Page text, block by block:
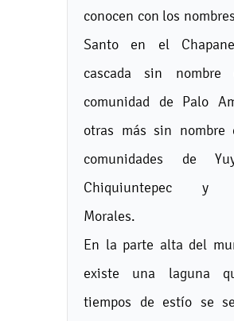
conocen con los
Santo en el
cascada sin
comunidad de Palo
otras más sin nombre
comunidades de
Chiquiuntepec y
Morales.
En la parte alta del
existe una laguna
tiempos de estío se